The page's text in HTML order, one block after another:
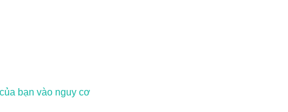
bạn vào nguy cơ